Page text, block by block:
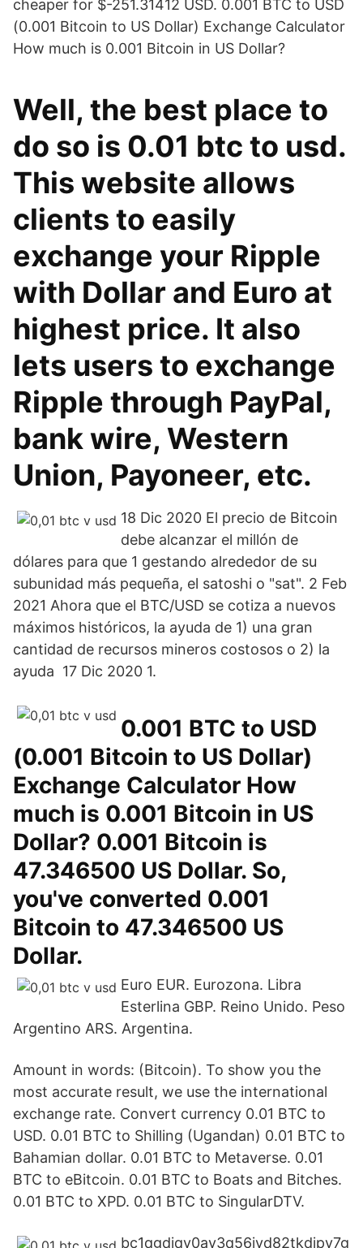
cheaper for $-251.31412 USD. 0.001 BTC to USD
(0.001 Bitcoin to US Dollar) Exchange Calculator
How much is 0.001 Bitcoin in US Dollar?
Well, the best place to
do so is 0.01 btc to usd.
This website allows
clients to easily
exchange your Ripple
with Dollar and Euro at
highest price. It also
lets users to exchange
Ripple through PayPal,
bank wire, Western
Union, Payoneer, etc.
18 Dic 2020 El precio de Bitcoin
debe alcanzar el millón de
dólares para que 1 gestando alrededor de su
subunidad más pequeña, el satoshi o "sat". 2 Feb
2021 Ahora que el BTC/USD se cotiza a nuevos
máximos históricos, la ayuda de 1) una gran
cantidad de recursos mineros costosos o 2) la
ayuda 17 Dic 2020 1.
0.001 BTC to USD
(0.001 Bitcoin to US Dollar)
Exchange Calculator How
much is 0.001 Bitcoin in US
Dollar? 0.001 Bitcoin is
47.346500 US Dollar. So,
you've converted 0.001
Bitcoin to 47.346500 US
Dollar.
Euro EUR. Eurozona. Libra
Esterlina GBP. Reino Unido. Peso
Argentino ARS. Argentina.
Amount in words: (Bitcoin). To show you the
most accurate result, we use the international
exchange rate. Convert currency 0.01 BTC to
USD. 0.01 BTC to Shilling (Ugandan) 0.01 BTC to
Bahamian dollar. 0.01 BTC to Metaverse. 0.01
BTC to eBitcoin. 0.01 BTC to Boats and Bitches.
0.01 BTC to XPD. 0.01 BTC to SingularDTV.
bc1qgdjqv0av3q56jvd82tkdjpy7g